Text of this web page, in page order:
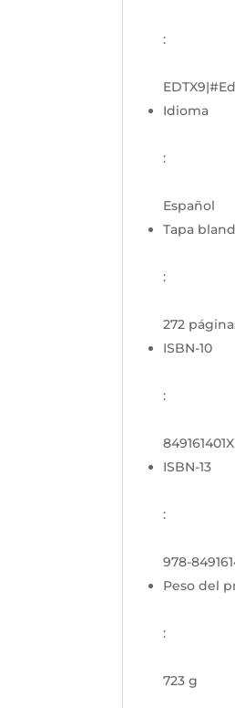
:
Idioma
:
Español
Tapa
:
272
ISBN-10
:
849161401X
ISBN-13
:
978-
Peso del
:
723 g